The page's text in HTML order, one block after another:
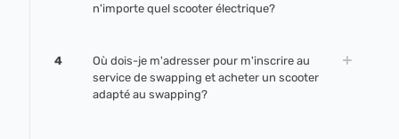
n'importe quel scooter électrique?
4
Où dois-je m'adresser pour m'inscrire au
service de swapping et acheter un scooter
adapté au swapping?